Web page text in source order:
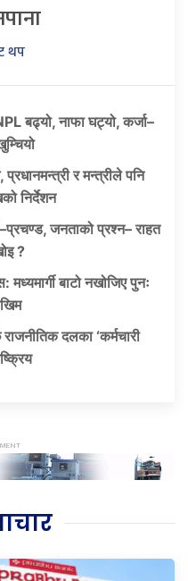
थप
बढ्यो, नाफा घट्यो, कर्जा–
र मन्त्रीले पनि
निर्देशन
जनताको प्रश्न– राहत
?
बाटो नखोजिए पुनः
दलका ‘कर्मचारी